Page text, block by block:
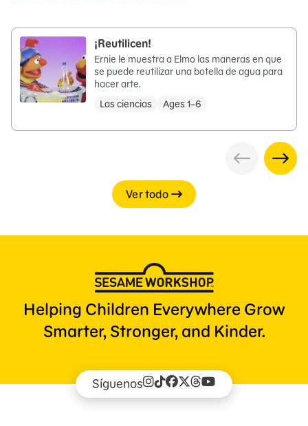
¡Reutilicen!
Ernie le muestra a Elmo las maneras en que
se puede reutilizar una botella de agua para
hacer arte.
Las ciencias
Ages 1–6
Ver todo
Helping Children Everywhere Grow
Smarter, Stronger, and Kinder.
Síguenos